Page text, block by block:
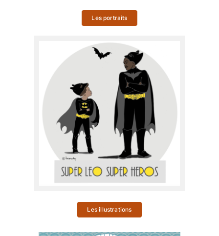
Les portraits
Les illustrations